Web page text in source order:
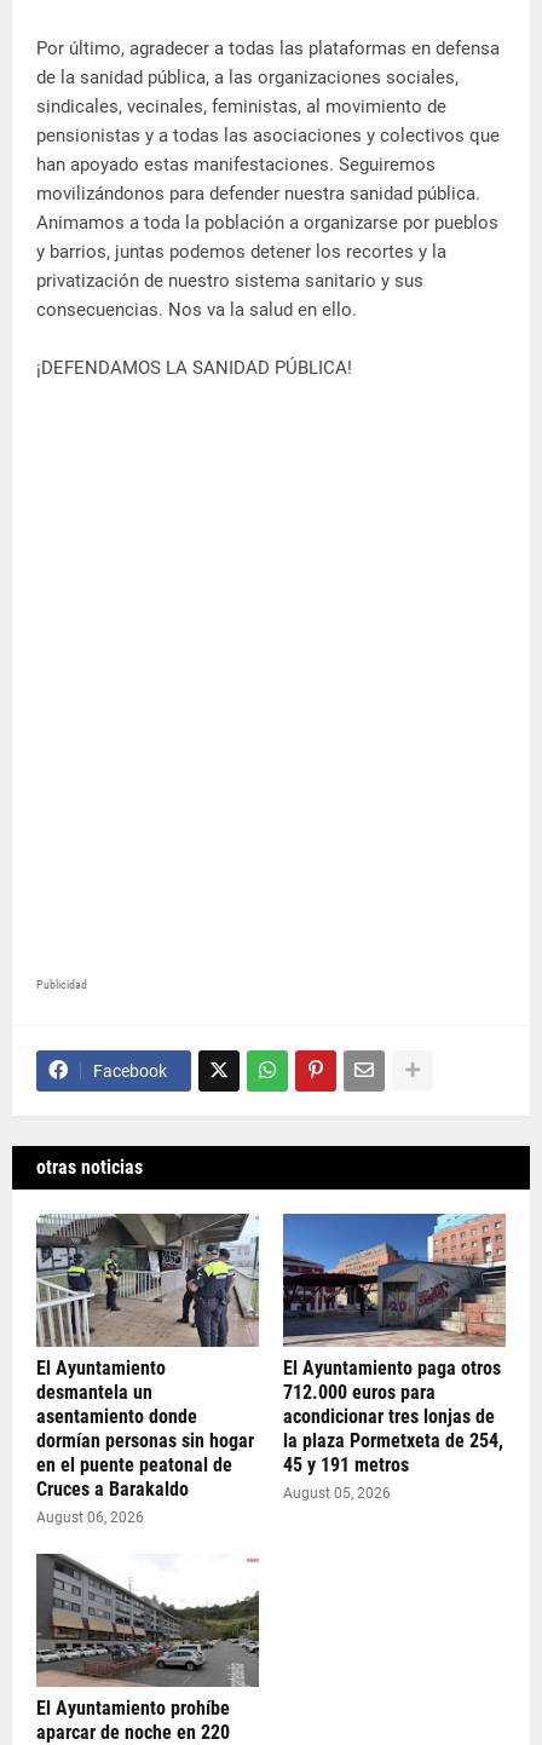
Por último, agradecer a todas las plataformas en defensa
de la sanidad pública, a las organizaciones sociales,
sindicales, vecinales, feministas, al movimiento de
pensionistas y a todas las asociaciones y colectivos que
han apoyado estas manifestaciones. Seguiremos
movilizándonos para defender nuestra sanidad pública.
Animamos a toda la población a organizarse por pueblos
y barrios, juntas podemos detener los recortes y la
privatización de nuestro sistema sanitario y sus
consecuencias. Nos va la salud en ello.
¡DEFENDAMOS LA SANIDAD PÚBLICA!
Publicidad
Facebook
otras noticias
El Ayuntamiento
desmantela un
asentamiento donde
dormían personas sin hogar
en el puente peatonal de
Cruces a Barakaldo
August 06, 2026
El Ayuntamiento paga otros
712.000 euros para
acondicionar tres lonjas de
la plaza Pormetxeta de 254,
45 y 191 metros
August 05, 2026
El Ayuntamiento prohíbe
aparcar de noche en 220